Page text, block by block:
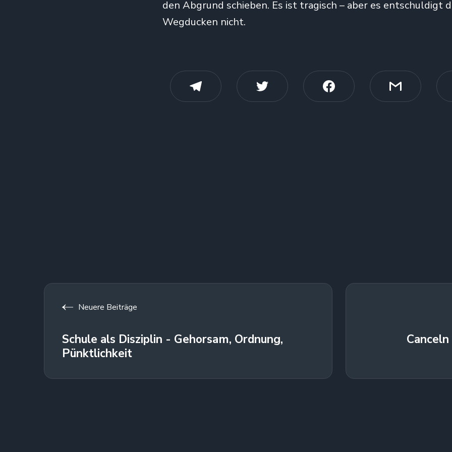
den Abgrund schieben. Es ist tragisch – aber es entschuldigt
Wegducken nicht.
Neuere Beiträge
Schule als Disziplin - Gehorsam, Ordnung,
Pünktlichkeit